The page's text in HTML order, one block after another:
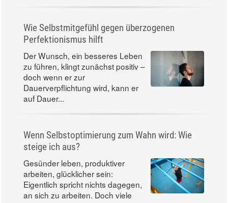
Wie Selbstmitgefühl gegen überzogenen
Perfektionismus hilft
Der Wunsch, ein besseres Leben
zu führen, klingt zunächst positiv –
doch wenn er zur
Dauerverpflichtung wird, kann er
auf Dauer...
Wenn Selbstoptimierung zum Wahn wird: Wie
steige ich aus?
Gesünder leben, produktiver
arbeiten, glücklicher sein:
Eigentlich spricht nichts dagegen,
an sich zu arbeiten. Doch viele